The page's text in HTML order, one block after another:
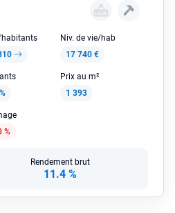
Niv. de vie/hab
17 740 €
Prix au m²
1 393
%
Rendement brut
11.4 %